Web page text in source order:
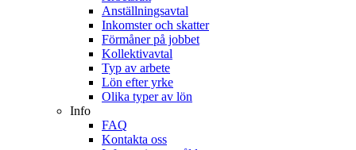
Anställningsavtal
Inkomster och skatter
Förmåner på jobbet
Kollektivavtal
Typ av arbete
Lön efter yrke
Olika typer av lön
Info
FAQ
Kontakta oss